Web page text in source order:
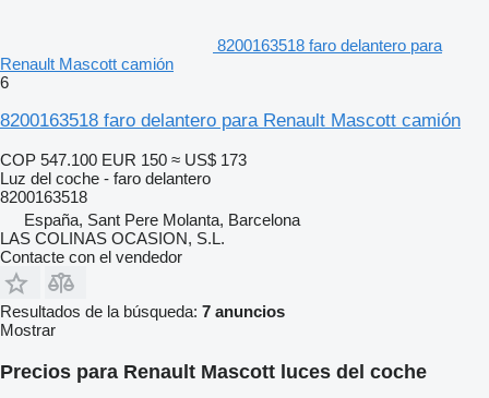
8200163518 faro delantero para
Renault Mascott camión
6
8200163518 faro delantero para Renault Mascott camión
COP 547.100 EUR 150 ≈ US$ 173
Luz del coche - faro delantero
8200163518
España, Sant Pere Molanta, Barcelona
LAS COLINAS OCASION, S.L.
Contacte con el vendedor
Resultados de la búsqueda: 7 anuncios
Mostrar
Precios para Renault Mascott luces del coche